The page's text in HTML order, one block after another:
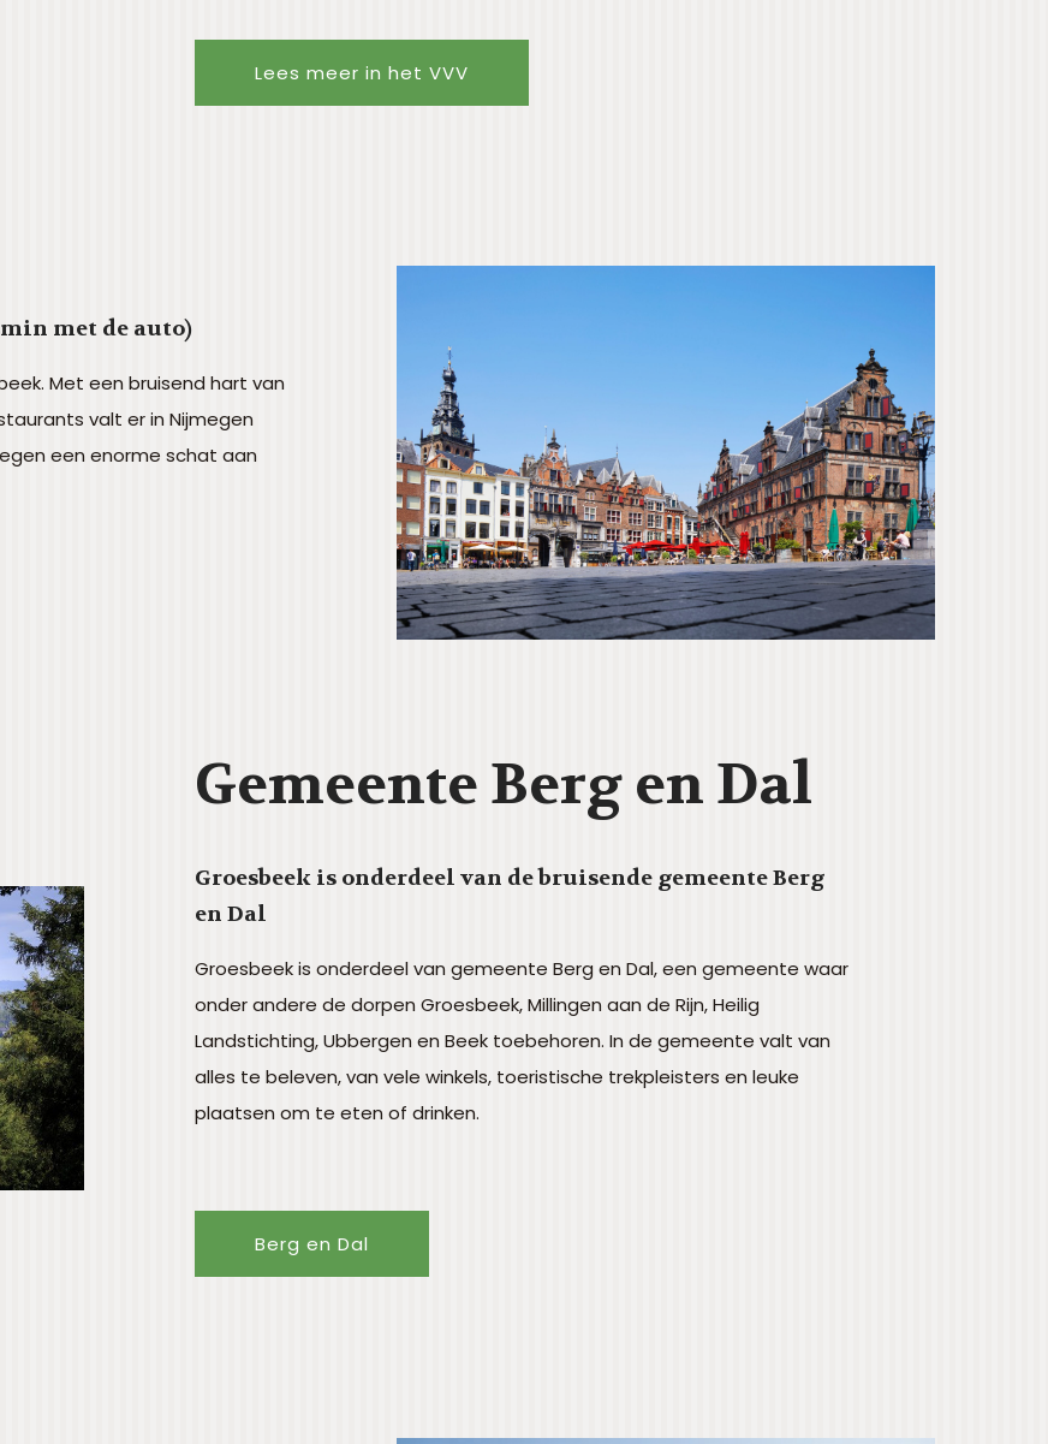
Lees meer in het VVV
met de auto)
Met een bruisend hart van
valt er in Nijmegen
een enorme schat aan
Gemeente Berg en Dal
Groesbeek is onderdeel van de bruisende gemeente Berg
en Dal
Groesbeek is onderdeel van gemeente Berg en Dal, een gemeente waar
onder andere de dorpen Groesbeek, Millingen aan de Rijn, Heilig
Landstichting, Ubbergen en Beek toebehoren. In de gemeente valt van
alles te beleven, van vele winkels, toeristische trekpleisters en leuke
plaatsen om te eten of drinken.
Berg en Dal